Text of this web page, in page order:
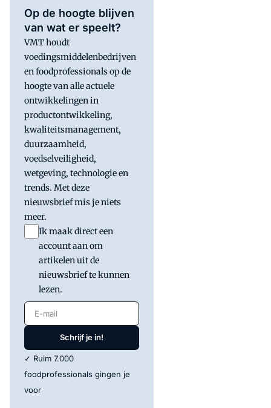
Op de hoogte blijven
van wat er speelt?
VMT houdt
voedingsmiddelenbedrijven
en foodprofessionals op de
hoogte van alle actuele
ontwikkelingen in
productontwikkeling,
kwaliteitsmanagement,
duurzaamheid,
voedselveiligheid,
wetgeving, technologie en
trends. Met deze
nieuwsbrief mis je niets
meer.
Ik maak direct een
account aan om
artikelen uit de
nieuwsbrief te kunnen
lezen.
E-mail
Schrijf je in!
✓ Ruim 7.000
foodprofessionals gingen je
voor